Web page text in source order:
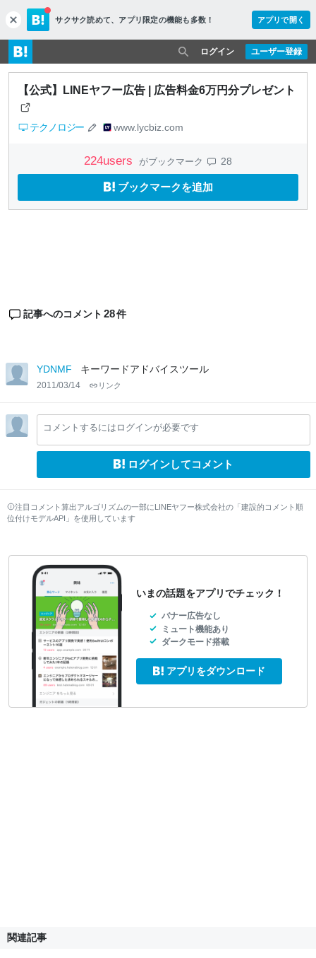
c
l
o
s
e
サクサク読めて、 アプリ限定の機能も多数！ アプリで開く
ユーザー登録
ログイン
【公式】LINEヤフー広告 | 広告料金6万円分プレゼント
テクノロジー www.lycbiz.com
224users がブックマーク 28
ブックマークを追加
記事へのコメント 28件
YDNMF キーワードアドバイスツール
2011/03/14 リンク
コメントするにはログインが必要です
ログインしてコメント
注目コメント算出アルゴリズムの一部にLINEヤフー株式会社の「建設的コメント順
位付けモデルAPI」を使用しています
いまの話題をアプリでチェック！
バナー広告なし
ミュート機能あり
ダークモード搭載
アプリをダウンロード
関連記事